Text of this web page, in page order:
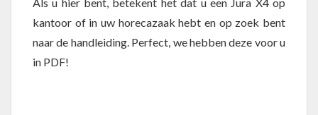
kantoor of in uw horecazaak hebt en op zoek bent
naar de handleiding. Perfect, we hebben deze voor u
in PDF!